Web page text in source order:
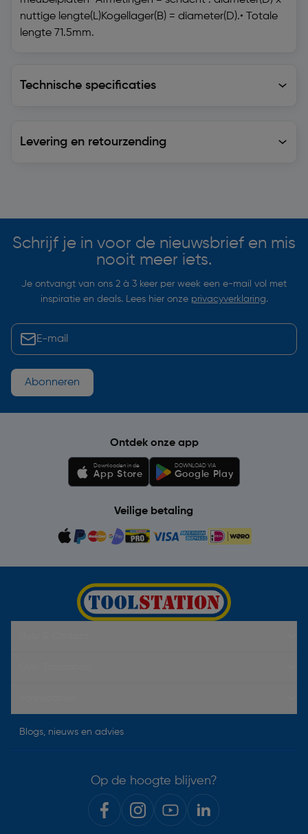
nuttige lengte(L)Kogellager(B) = diameter(D).• Totale
lengte 71.5mm.
Technische specificaties
Levering en retourzending
Schrijf je in voor de nieuwsbrief en mis
nooit meer iets.
Je ontvangt van ons 2 à 3 keer per week een e-mail vol met
inspiratie en deals. Lees hier onze privacyverklaring.
Abonneren
Ontdek onze app
Downloaden in de
App Store
DOWNLOAD VIA
Google Play
Veilige betaling
Blogs, nieuws en advies
Op de hoogte blijven?